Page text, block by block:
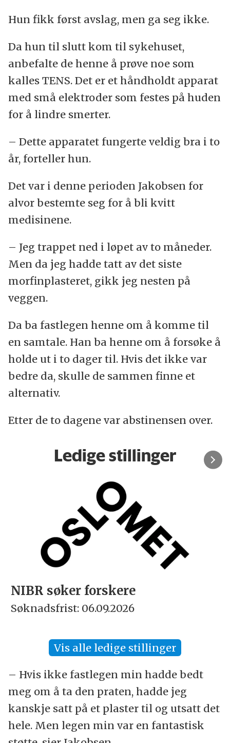
Hun fikk først avslag, men ga seg ikke.
Da hun til slutt kom til sykehuset,
anbefalte de henne å prøve noe som
kalles TENS. Det er et håndholdt apparat
med små elektroder som festes på huden
for å lindre smerter.
– Dette apparatet fungerte veldig bra i to
år, forteller hun.
Det var i denne perioden Jakobsen for
alvor bestemte seg for å bli kvitt
medisinene.
– Jeg trappet ned i løpet av to måneder.
Men da jeg hadde tatt av det siste
morfinplasteret, gikk jeg nesten på
veggen.
Da ba fastlegen henne om å komme til
en samtale. Han ba henne om å forsøke å
holde ut i to dager til. Hvis det ikke var
bedre da, skulle de sammen finne et
alternativ.
Etter de to dagene var abstinensen over.
Ledige stillinger
NIBR søker forskere
Søknadsfrist: 06.09.2026
Vis alle ledige stillinger
– Hvis ikke fastlegen min hadde bedt
meg om å ta den praten, hadde jeg
kanskje satt på et plaster til og utsatt det
hele. Men legen min var en fantastisk